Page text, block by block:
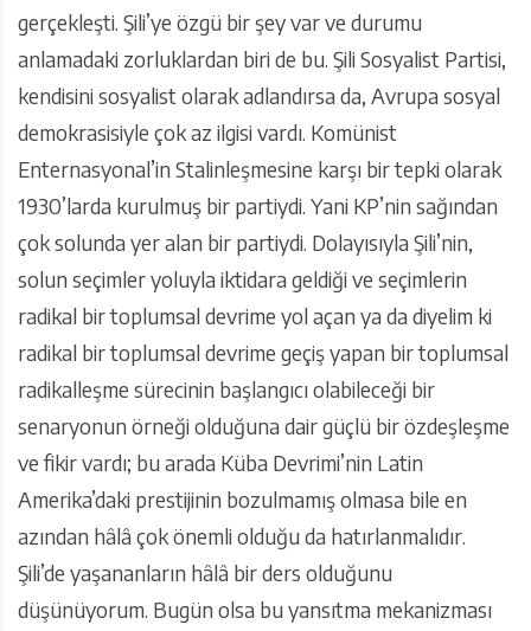
gerçekleşti. Şili’ye özgü bir şey var ve durumu
anlamadaki zorluklardan biri de bu. Şili Sosyalist Partisi,
kendisini sosyalist olarak adlandırsa da, Avrupa sosyal
demokrasisiyle çok az ilgisi vardı. Komünist
Enternasyonal’in Stalinleşmesine karşı bir tepki olarak
1930’larda kurulmuş bir partiydi. Yani KP’nin sağından
çok solunda yer alan bir partiydi. Dolayısıyla Şili’nin,
solun seçimler yoluyla iktidara geldiği ve seçimlerin
radikal bir toplumsal devrime yol açan ya da diyelim ki
radikal bir toplumsal devrime geçiş yapan bir toplumsal
radikalleşme sürecinin başlangıcı olabileceği bir
senaryonun örneği olduğuna dair güçlü bir özdeşleşme
ve fikir vardı; bu arada Küba Devrimi’nin Latin
Amerika’daki prestijinin bozulmamış olmasa bile en
azından hâlâ çok önemli olduğu da hatırlanmalıdır.
Şili’de yaşananların hâlâ bir ders olduğunu
düşünüyorum. Bugün olsa bu yansıtma mekanizması